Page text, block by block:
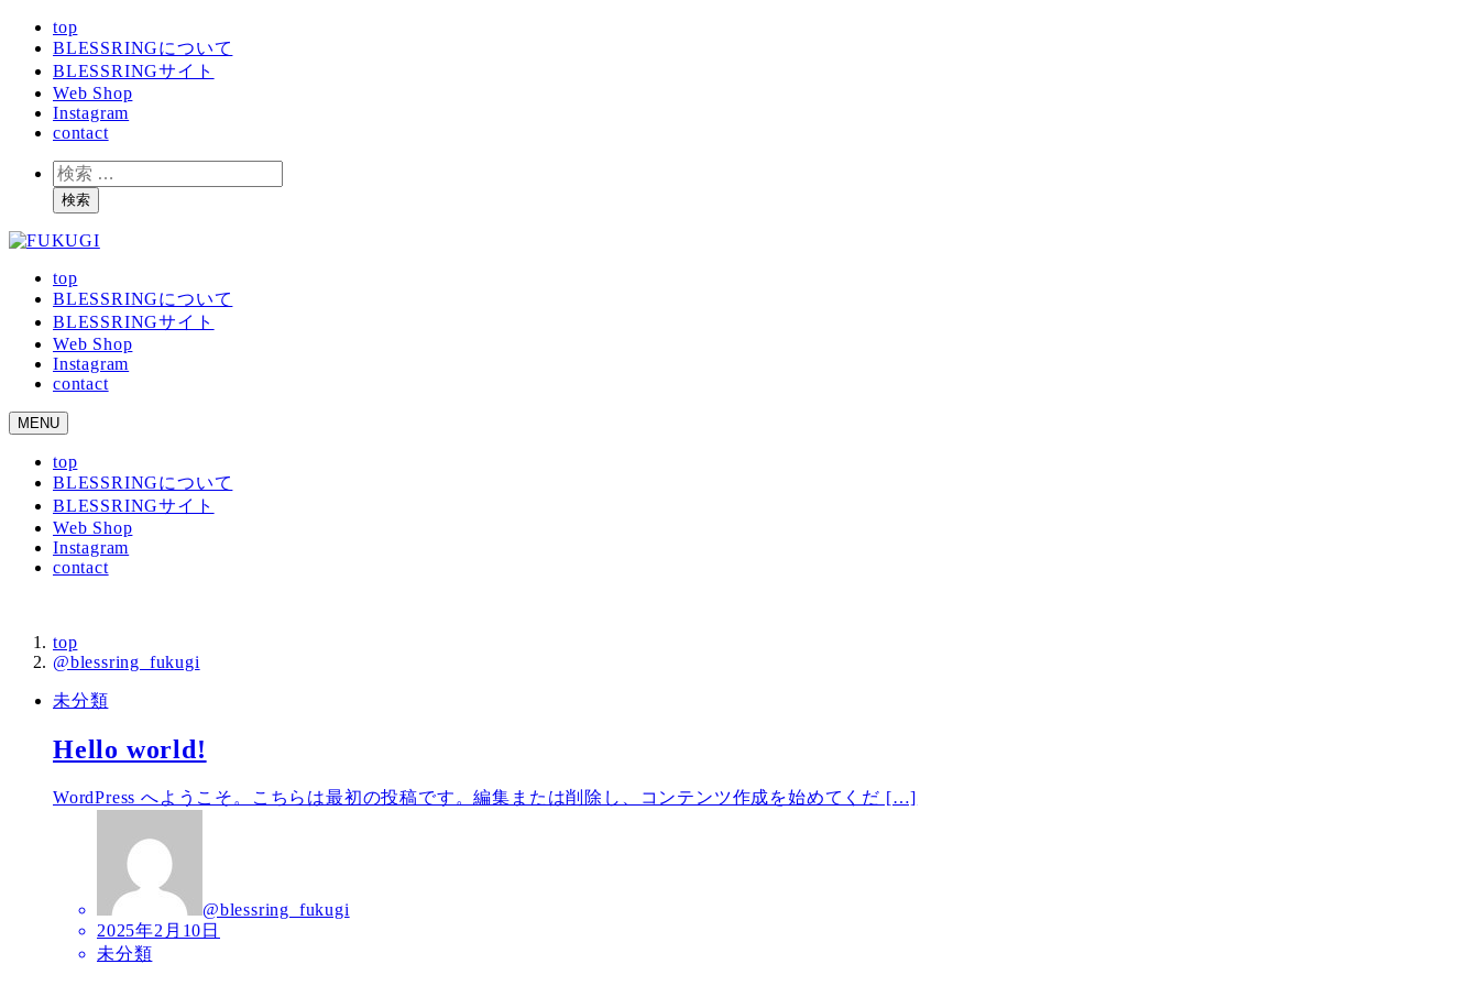
移
top
BLESSRINGについて
BLESSRINGサイト
Web Shop
Instagram
contact
検
索検索
top
BLESSRINGについて
BLESSRINGサイト
Web Shop
Instagram
contact
MENU
top
BLESSRINGについて
BLESSRINGサイト
Web Shop
Instagram
contact
top
@blessring_fukugi
未分類
Hello world!
WordPress へようこそ。こちらは最初の投稿です。編集または削除し、コンテンツ作成を始めてくだ […]
@blessring_fukugi
投
稿
2025年2月10日
未分類